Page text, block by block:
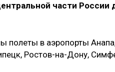
части России
полеты в аэропорты
Ростов-на-Дону,